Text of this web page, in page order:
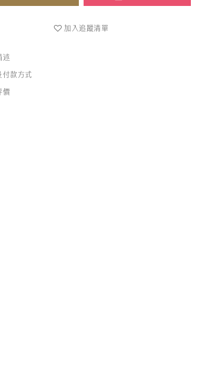
加入追蹤清單
述
付款方式
價